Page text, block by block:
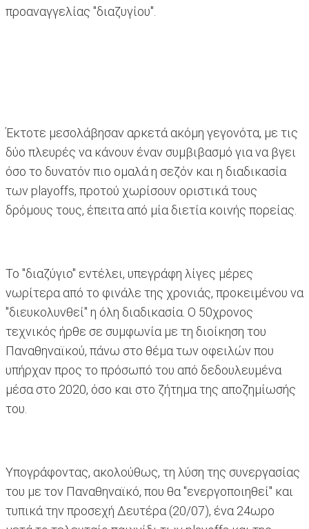
προαναγγελίας "διαζυγίου".
Έκτοτε μεσολάβησαν αρκετά ακόμη γεγονότα, με τις
δύο πλευρές να κάνουν έναν συμβιβασμό για να βγει
όσο το δυνατόν πιο ομαλά η σεζόν και η διαδικασία
των playoffs, προτού χωρίσουν οριστικά τους
δρόμους τους, έπειτα από μία διετία κοινής πορείας.
Το "διαζύγιο" εντέλει, υπεγράφη λίγες μέρες
νωρίτερα από το φινάλε της χρονιάς, προκειμένου να
"διευκολυνθεί" η όλη διαδικασία. O 50χρονος
τεχνικός ήρθε σε συμφωνία με τη διοίκηση του
Παναθηναϊκού, πάνω στο θέμα των οφειλών που
υπήρχαν προς το πρόσωπό του από δεδουλευμένα
μέσα στο 2020, όσο και στο ζήτημα της αποζημίωσής
του.
Υπογράφοντας, ακολούθως, τη λύση της συνεργασίας
του με τον Παναθηναϊκό, που θα "ενεργοποιηθεί" και
τυπικά την προσεχή Δευτέρα (20/07), ένα 24ωρο